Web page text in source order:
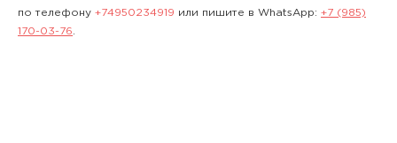
по телефону +74950234919 или пишите в WhatsApp: +7 (985)
170-03-76